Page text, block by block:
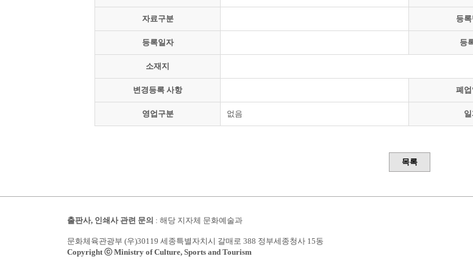
자료구분 등
등록일자 등
소재지
변경등록 사항 폐
영업구분 없음
목록
출판사, 인쇄사 관련 문의 : 해당 지자체 문화예술과
문화체육관광부 (우)30119 세종특별자치시 갈매로 388 정부세종청사 15동
Copyright ⓒ Ministry of Culture, Sports and Tourism